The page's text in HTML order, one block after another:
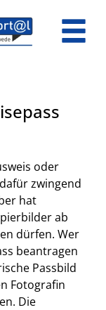
oder
zwingend
hat
ab
dürfen. Wer
beantragen
Passbild
Fotografin
Die